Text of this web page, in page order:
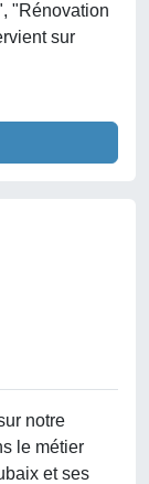
"Rénovation
sur
notre
le métier
et ses